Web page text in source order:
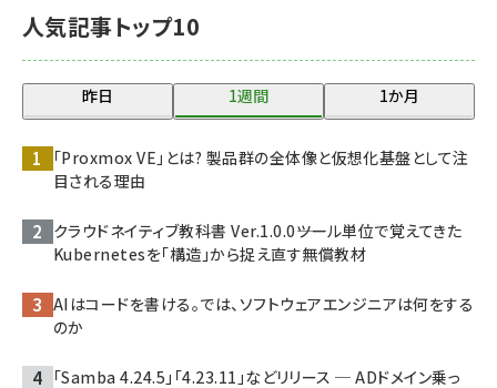
人気記事トップ10
昨日 1週間 1か月
「Proxmox VE」とは? 製品群の全体像と仮想化基盤として注
目される理由
クラウドネイティブ教科書 Ver.1.0.0――ツール単位で覚えてきた
Kubernetesを「構造」から捉え直す無償教材
AIはコードを書ける。では、ソフトウェアエンジニアは何をする
のか
「Samba 4.24.5」「4.23.11」などリリース ─ ADドメイン乗っ